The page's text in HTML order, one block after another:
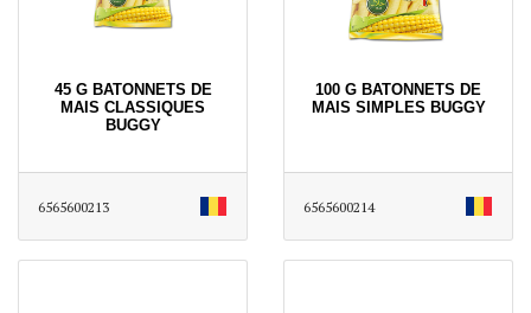
45 G BATONNETS DE
MAIS CLASSIQUES
BUGGY
6565600213
100 G BATONNETS DE
MAIS SIMPLES BUGGY
6565600214